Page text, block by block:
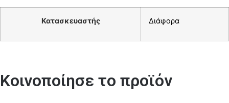
Κατασκευαστής Διάφορα
Κοινοποίησε το προϊόν